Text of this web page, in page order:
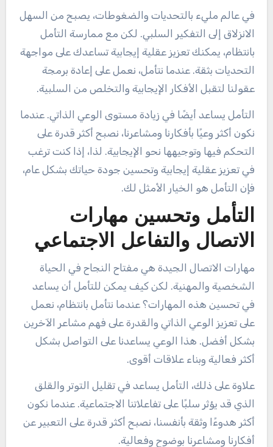
في عالم مليء بالتحديات والضغوطات، يصبح من السهل
الانزلاق إلى التفكير السلبي. لكن مع ممارسة التأمل
بانتظام، يمكنك تعزيز عقلية إيجابية تساعدك على مواجهة
التحديات بثقة. عندما نتأمل، نعمل على إعادة برمجة
عقولنا لتقبل الأفكار الإيجابية والتخلص من السلبية.
التأمل يساعد أيضًا في زيادة مستوى الوعي الذاتي. عندما
نكون أكثر وعيًا بأفكارنا ومشاعرنا، نصبح أكثر قدرة على
التحكم فيها وتوجيهها نحو الإيجابية. لذا، إذا كنت ترغب
في تعزيز عقلية إيجابية وتحسين جودة حياتك بشكل عام،
فإن التأمل هو الخيار الأمثل لك.
التأمل وتحسين مهارات
الاتصال والتفاعل الاجتماعي
مهارات الاتصال الجيدة هي مفتاح النجاح في الحياة
الشخصية والمهنية. لكن كيف يمكن للتأمل أن يساعد
في تحسين هذه المهارات؟ عندما نتأمل بانتظام، نعمل
على تعزيز الوعي الذاتي والقدرة على فهم مشاعر الآخرين
بشكل أفضل. هذا الوعي يساعدنا على التواصل بشكل
أكثر فعالية وبناء علاقات أقوى.
علاوة على ذلك، التأمل يساعد في تقليل التوتر والقلق
الذي قد يؤثر سلبًا على تفاعلاتنا الاجتماعية. عندما نكون
أكثر هدوءًا وثقة بأنفسنا، نصبح أكثر قدرة على التعبير عن
أفكارنا ومشاعرنا بوضوح وفعالية.